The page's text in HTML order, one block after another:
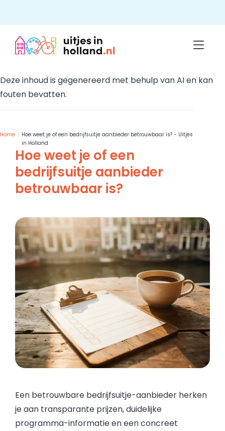
content
Deze inhoud is gegenereerd met behulp van AI en kan
fouten bevatten.
Home
Hoe weet je of een bedrijfsuitje aanbieder betrouwbaar is? - Uitjes
in Holland
Hoe weet je of een
bedrijfsuitje aanbieder
betrouwbaar is?
Een betrouwbare bedrijfsuitje-aanbieder herken
je aan transparante prijzen, duidelijke
programma-informatie en een concreet